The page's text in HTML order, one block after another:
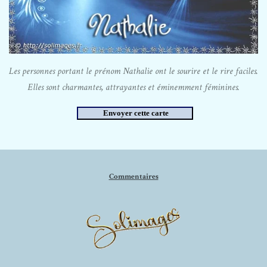
Les personnes portant le prénom Nathalie ont le sourire et le rire faciles.
Elles sont charmantes, attrayantes et éminemment féminines.
Commentaires